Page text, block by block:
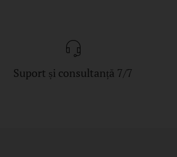
Suport și consultanță 7/7